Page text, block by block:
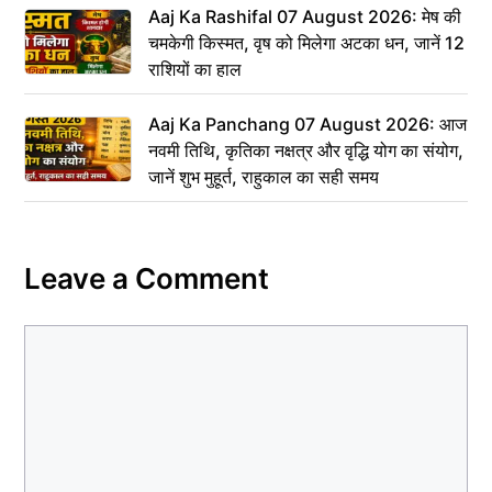
Aaj Ka Rashifal 07 August 2026: मेष की
चमकेगी किस्मत, वृष को मिलेगा अटका धन, जानें 12
राशियों का हाल
Aaj Ka Panchang 07 August 2026: आज
नवमी तिथि, कृतिका नक्षत्र और वृद्धि योग का संयोग,
जानें शुभ मुहूर्त, राहुकाल का सही समय
Leave a Comment